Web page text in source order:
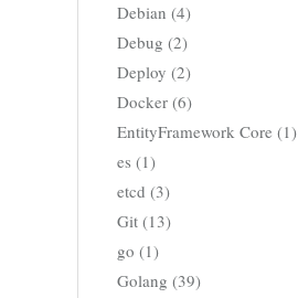
Debian (4)
Debug (2)
Deploy (2)
Docker (6)
EntityFramework Core (1)
es (1)
etcd (3)
Git (13)
go (1)
Golang (39)